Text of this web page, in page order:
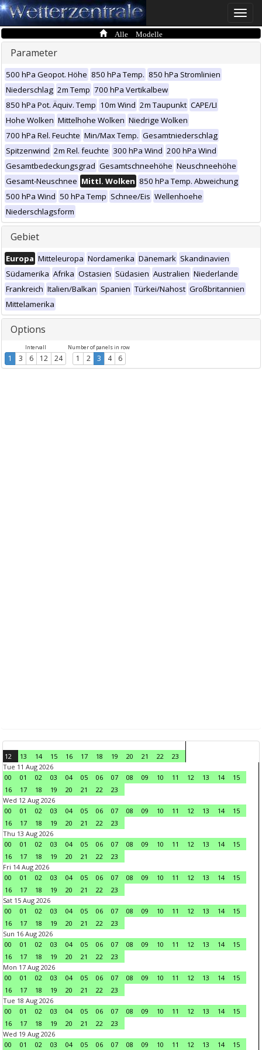
Toggle
Alle Modelle
Parameter
500 hPa Geopot. Höhe 850 hPa Temp. 850 hPa Stromlinien
Niederschlag 2m Temp 700 hPa Vertikalbew
850 hPa Pot. Äquiv. Temp 10m Wind 2m Taupunkt CAPE/LI
Hohe Wolken Mittelhohe Wolken Niedrige Wolken
700 hPa Rel. Feuchte Min/Max Temp. Gesamtniederschlag
Spitzenwind 2m Rel. feuchte 300 hPa Wind 200 hPa Wind
Gesamtbedeckungsgrad Gesamtschneehöhe Neuschneehöhe
Gesamt-Neuschnee Mittl. Wolken 850 hPa Temp. Abweichung
500 hPa Wind 50 hPa Temp Schnee/Eis Wellenhoehe
Niederschlagsform
Gebiet
Europa Mitteleuropa Nordamerika Dänemark Skandinavien
Südamerika Afrika Ostasien Südasien Australien Niederlande
Frankreich Italien/Balkan Spanien Türkei/Nahost Großbritannien
Mittelamerika
Options
Intervall
1 3 6 12 24
Number of panels in row
1 2 3 4 6
12 13 14 15 16 17 18 19 20 21 22
23
Tue 11 Aug 2026
00
01 02 03 04 05 06 07 08 09 10 11 12 13 14
15
16
17 18 19 20 21 22
23
Wed 12 Aug 2026
00
01 02 03 04 05 06 07 08 09 10 11 12 13 14
15
16
17 18 19 20 21 22
23
Thu 13 Aug 2026
00
01 02 03 04 05 06 07 08 09 10 11 12 13 14
15
16
17 18 19 20 21 22
23
Fri 14 Aug 2026
00
01 02 03 04 05 06 07 08 09 10 11 12 13 14
15
16
17 18 19 20 21 22
23
Sat 15 Aug 2026
00
01 02 03 04 05 06 07 08 09 10 11 12 13 14
15
16
17 18 19 20 21 22
23
Sun 16 Aug 2026
00
01 02 03 04 05 06 07 08 09 10 11 12 13 14
15
16
17 18 19 20 21 22
23
Mon 17 Aug 2026
00
01 02 03 04 05 06 07 08 09 10 11 12 13 14
15
16
17 18 19 20 21 22
23
Tue 18 Aug 2026
00
01 02 03 04 05 06 07 08 09 10 11 12 13 14
15
16
17 18 19 20 21 22
23
Wed 19 Aug 2026
00
01 02 03 04 05 06 07 08 09 10 11 12 13 14 15